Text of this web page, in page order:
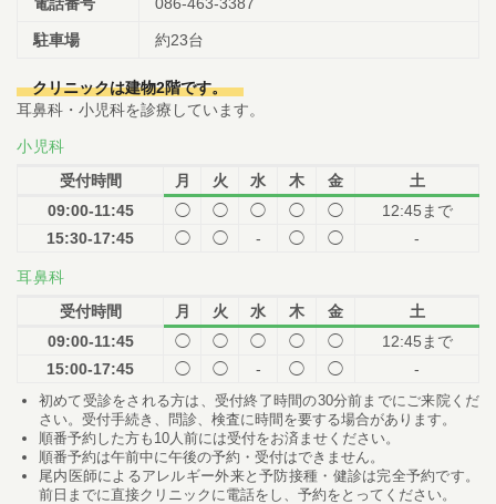
電話番号 086-463-3387
駐車場 約23台
クリニックは建物2階です。
耳鼻科・小児科を診療しています。
小児科
受付時間
月 火 水 木 金
土
09:00-11:45
◯ ◯ ◯ ◯ ◯
12:45まで
15:30-17:45
◯ ◯ - ◯ ◯ -
耳鼻科
受付時間
月 火 水 木 金
土
09:00-11:45
◯ ◯ ◯ ◯ ◯
12:45まで
15:00-17:45
◯ ◯ - ◯ ◯ -
初めて受診をされる方は、受付終了時間の30分前までにご来院くだ
さい。受付手続き、問診、検査に時間を要する場合があります。
順番予約した方も10人前には受付をお済ませください。
順番予約は午前中に午後の予約・受付はできません。
尾内医師によるアレルギー外来と予防接種・健診は完全予約です。
前日までに直接クリニックに電話をし、予約をとってください。